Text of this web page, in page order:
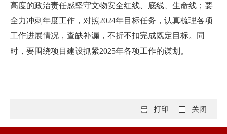
高度的政治责任感坚守文物安全红线、底线、生命线；要
全力冲刺年度工作，对照2024年目标任务，认真梳理各项
工作进展情况，查缺补漏，不折不扣完成既定目标。同
时，要围绕项目建设抓紧2025年各项工作的谋划。
关闭
打印